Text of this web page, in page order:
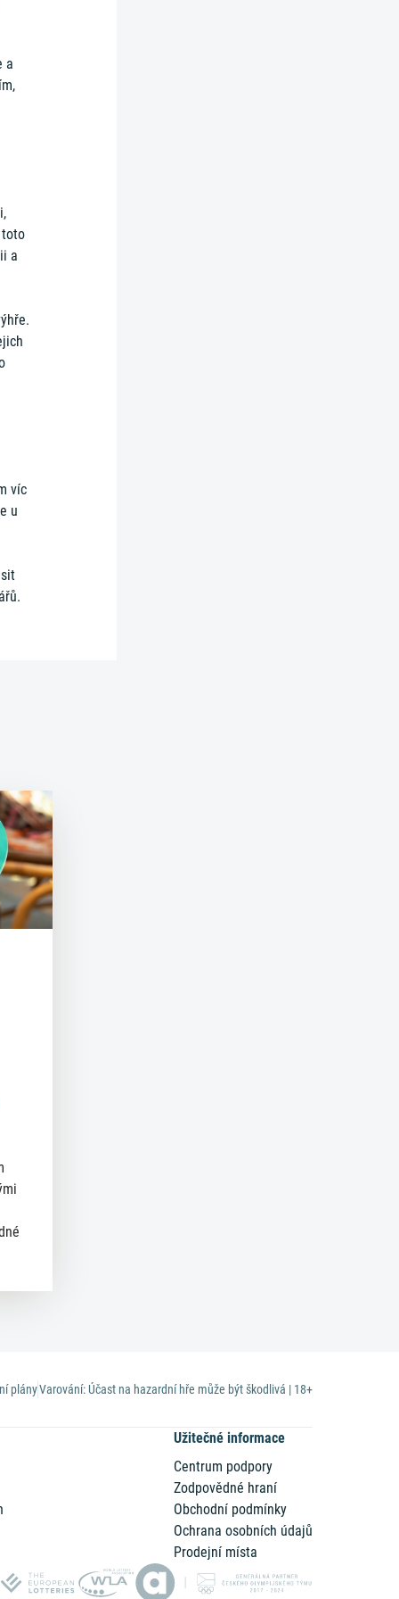
a
toto
a
víc
u
plányVarování: Účast na hazardní hře může být škodlivá | 18+
Užitečné informace
Centrum podpory
Zodpovědné hraní
Obchodní podmínky
Ochrana osobních údajů
Prodejní místa